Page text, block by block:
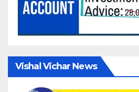
Vishal Vichar News